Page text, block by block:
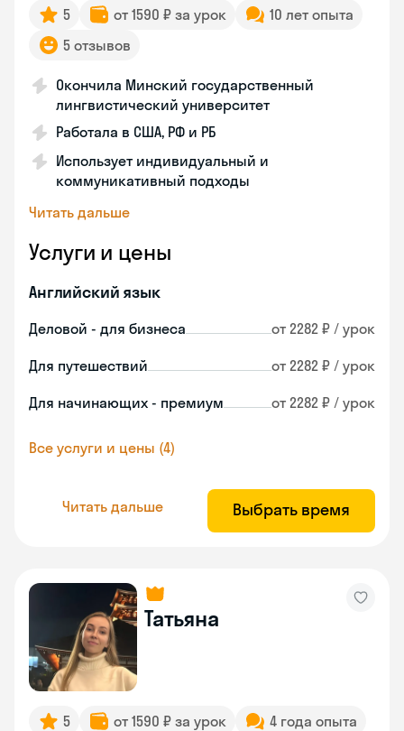
5 от 1590 ₽ за урок
10 лет опыта
5 отзывов
Окончила Минский государственный
лингвистический университет
Работала в США, РФ и РБ
Использует индивидуальный и
коммуникативный подходы
Читать дальше
Услуги и цены
Английский язык
Деловой - для бизнеса от 2282 ₽ / урок
Для путешествий от 2282 ₽ / урок
Для начинающих - премиум от 2282 ₽ / урок
Все услуги и цены (4)
Читать дальше Выбрать время
Татьяна
5 от 1590 ₽ за урок
4 года опыта